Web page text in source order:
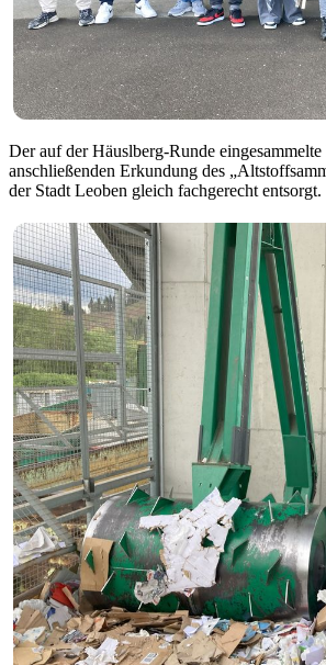
Der auf der Häuslberg-Runde
anschließenden Erkundung des
der Stadt Leoben gleich fachgerecht entsorgt.